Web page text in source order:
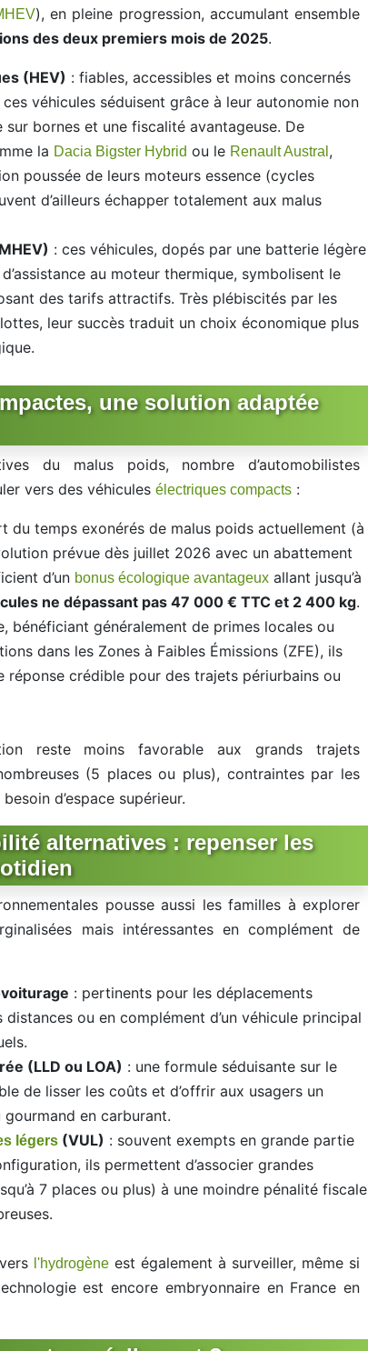
), en pleine progression, accumulant ensemble
des deux premiers mois de 2025.
(HEV) : fiables, accessibles et moins concernés
véhicules séduisent grâce à leur autonomie non
bornes et une fiscalité avantageuse. De
la Dacia Bigster Hybrid ou le Renault Austral ,
poussée de leurs moteurs essence (cycles
d’ailleurs échapper totalement aux malus
: ces véhicules, dopés par une batterie légère
au moteur thermique, symbolisent le
des tarifs attractifs. Très plébiscités par les
leur succès traduit un choix économique plus
une solution adaptée
du malus poids, nombre d’automobilistes
vers des véhicules électriques compacts :
du temps exonérés de malus poids actuellement (à
prévue dès juillet 2026 avec un abattement
d’un bonus écologique avantageux allant jusqu’à
ne dépassant pas 47 000 € TTC et 2 400 kg.
bénéficiant généralement de primes locales ou
dans les Zones à Faibles Émissions (ZFE), ils
réponse crédible pour des trajets périurbains ou
reste moins favorable aux grands trajets
(5 places ou plus), contraintes par les
d’espace supérieur.
alternatives : repenser les
pousse aussi les familles à explorer
mais intéressantes en complément de
: pertinents pour les déplacements
ou en complément d’un véhicule principal
(LLD ou LOA) : une formule séduisante sur le
de lisser les coûts et d’offrir aux usagers un
en carburant.
légers (VUL) : souvent exempts en grande partie
ils permettent d’associer grandes
7 places ou plus) à une moindre pénalité fiscale
l'hydrogène est également à surveiller, même si
est encore embryonnaire en France en